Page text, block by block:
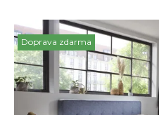
Doprava zdarma